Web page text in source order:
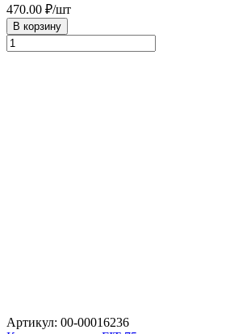
470.00 ₽/шт
В корзину
Артикул: 00-00016236